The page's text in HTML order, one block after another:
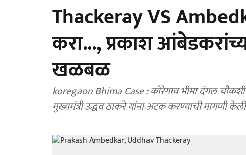
Thackeray VS
करा..., प्रकाश
खळबळ
koregaon Bhima Case : कोरेगाव भीमा दंगल
मुख्यमंत्री उद्धव ठाकरे यांना अटक करण्याची मागणी